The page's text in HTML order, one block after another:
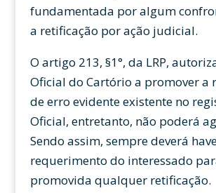
fundamentada por algum
a retificação por ação judicial.
O artigo 213, §1°, da LRP,
Oficial do Cartório a promover a
de erro evidente existente no
Oficial, entretanto, não poderá
Sendo assim, sempre deverá
requerimento do interessado
promovida qualquer retificação.